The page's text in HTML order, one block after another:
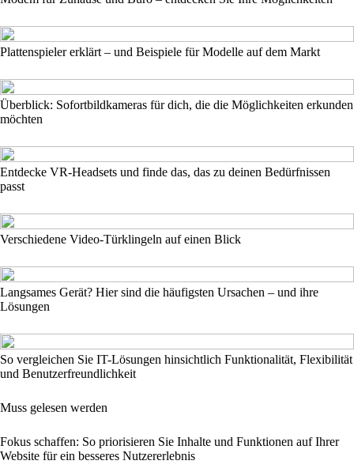
Plattenspieler erklärt – und Beispiele für Modelle auf dem Markt
Überblick: Sofortbildkameras für dich, die die Möglichkeiten erkunden
möchten
Entdecke VR-Headsets und finde das, das zu deinen Bedürfnissen
passt
Verschiedene Video-Türklingeln auf einen Blick
Langsames Gerät? Hier sind die häufigsten Ursachen – und ihre
Lösungen
So vergleichen Sie IT-Lösungen hinsichtlich Funktionalität, Flexibilität
und Benutzerfreundlichkeit
Muss gelesen werden
Fokus schaffen: So priorisieren Sie Inhalte und Funktionen auf Ihrer
Website für ein besseres Nutzererlebnis